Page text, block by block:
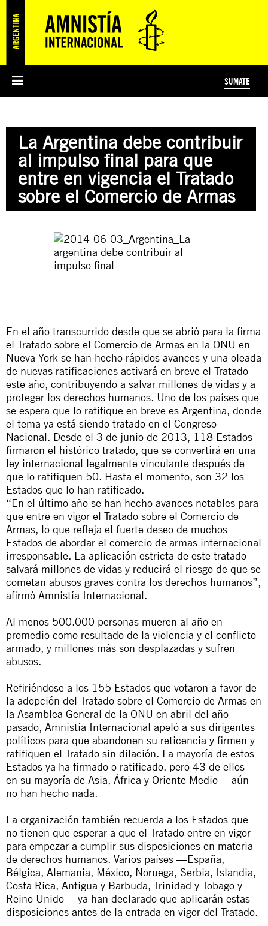
PREGUNTAS FRECUENTES
ÁREAS TEMÁTICAS
JUSTICIA INTERNACIONAL
EDUCACIÓN EN DERECHOS HUMANOS Y JÓVENES
PRENSA
SUSCRIBITE
SUMATE
PREGUNTAS FRECUENTES
La Argentina debe contribuir
al impulso final para que
entre en vigencia el Tratado
sobre el Comercio de Armas
En el año transcurrido desde que se abrió para la firma
el Tratado sobre el Comercio de Armas en la ONU en
Nueva York se han hecho rápidos avances y una oleada
de nuevas ratificaciones activará en breve el Tratado
este año, contribuyendo a salvar millones de vidas y a
proteger los derechos humanos. Uno de los países que
se espera que lo ratifique en breve es Argentina, donde
el tema ya está siendo tratado en el Congreso
Nacional. Desde el 3 de junio de 2013, 118 Estados
firmaron el histórico tratado, que se convertirá en una
ley internacional legalmente vinculante después de
que lo ratifiquen 50. Hasta el momento, son 32 los
Estados que lo han ratificado.
“En el último año se han hecho avances notables para
que entre en vigor el Tratado sobre el Comercio de
Armas, lo que refleja el fuerte deseo de muchos
Estados de abordar el comercio de armas internacional
irresponsable. La aplicación estricta de este tratado
salvará millones de vidas y reducirá el riesgo de que se
cometan abusos graves contra los derechos humanos”,
afirmó Amnistía Internacional.
Al menos 500.000 personas mueren al año en
promedio como resultado de la violencia y el conflicto
armado, y millones más son desplazadas y sufren
abusos.
Refiriéndose a los 155 Estados que votaron a favor de
la adopción del Tratado sobre el Comercio de Armas en
la Asamblea General de la ONU en abril del año
pasado, Amnistía Internacional apeló a sus dirigentes
políticos para que abandonen su reticencia y firmen y
ratifiquen el Tratado sin dilación. La mayoría de estos
Estados ya ha firmado o ratificado, pero 43 de ellos —
en su mayoría de Asia, África y Oriente Medio— aún
no han hecho nada.
La organización también recuerda a los Estados que
no tienen que esperar a que el Tratado entre en vigor
para empezar a cumplir sus disposiciones en materia
de derechos humanos. Varios países —España,
Bélgica, Alemania, México, Noruega, Serbia, Islandia,
Costa Rica, Antigua y Barbuda, Trinidad y Tobago y
Reino Unido— ya han declarado que aplicarán estas
disposiciones antes de la entrada en vigor del Tratado.